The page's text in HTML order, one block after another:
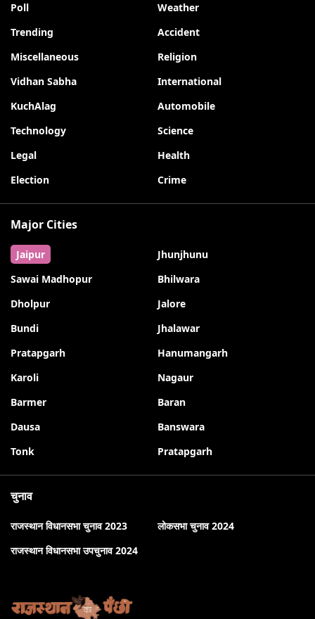
Poll
Weather
Trending
Accident
Miscellaneous
Religion
Vidhan Sabha
International
KuchAlag
Automobile
Technology
Science
Legal
Health
Election
Crime
Major Cities
Jaipur
Jhunjhunu
Sawai Madhopur
Bhilwara
Dholpur
Jalore
Bundi
Jhalawar
Pratapgarh
Hanumangarh
Karoli
Nagaur
Barmer
Baran
Dausa
Banswara
Tonk
Pratapgarh
चुनाव
राजस्थान विधानसभा चुनाव 2023
लोकसभा चुनाव 2024
राजस्थान विधानसभा उपचुनाव 2024